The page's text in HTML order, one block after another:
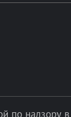
по надзору в